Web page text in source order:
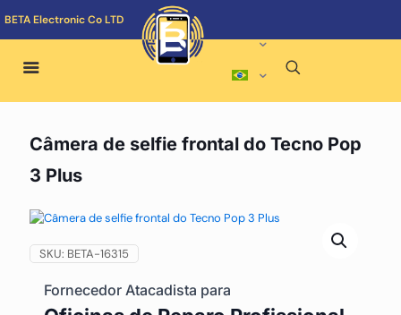
BETA Electronic Co LTD
Câmera de selfie frontal do Tecno Pop
3 Plus
SKU: BETA-16315
Fornecedor Atacadista para